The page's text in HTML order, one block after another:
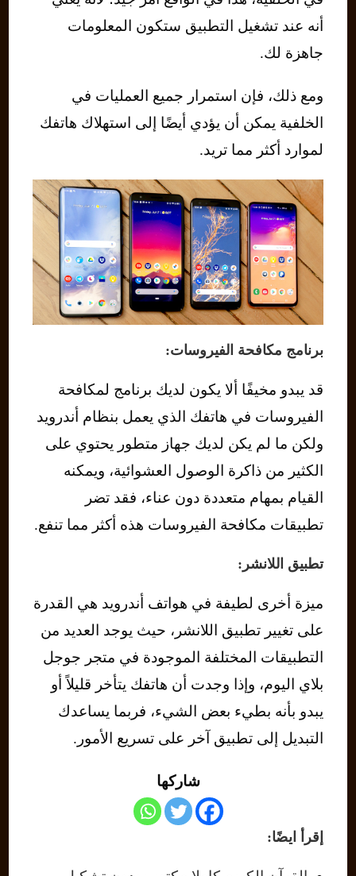
أنه عند تشغيل التطبيق ستكون المعلومات
جاهزة لك.
ومع ذلك، فإن استمرار جميع العمليات في
الخلفية يمكن أن يؤدي أيضًا إلى استهلاك هاتفك
لموارد أكثر مما تريد.
برنامج مكافحة الفيروسات:
قد يبدو مخيفًا ألا يكون لديك برنامج لمكافحة
الفيروسات في هاتفك الذي يعمل بنظام أندرويد
ولكن ما لم يكن لديك جهاز متطور يحتوي على
الكثير من ذاكرة الوصول العشوائية، ويمكنه
القيام بمهام متعددة دون عناء، فقد تضر
تطبيقات مكافحة الفيروسات هذه أكثر مما تنفع.
تطبيق اللانشر:
ميزة أخرى لطيفة في هواتف أندرويد هي القدرة
على تغيير تطبيق اللانشر، حيث يوجد العديد من
التطبيقات المختلفة الموجودة في متجر جوجل
بلاي اليوم، وإذا وجدت أن هاتفك يتأخر قليلاً أو
يبدو بأنه بطيء بعض الشيء، فربما يساعدك
التبديل إلى تطبيق آخر على تسريع الأمور.
شاركها
إقرأ ايضًا: